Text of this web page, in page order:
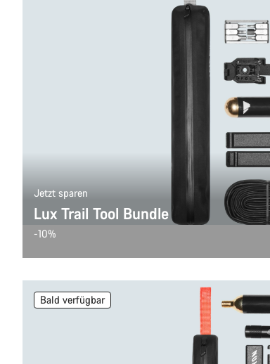
Jetzt sparen
Lux Trail Tool Bundle
-10%
Bald verfügbar